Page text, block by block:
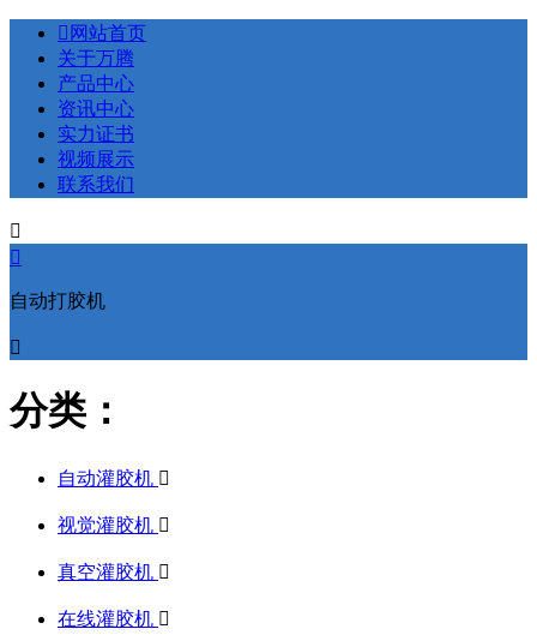
 网站首页
关于万腾
产品中心
资讯中心
实力证书
视频展示
联系我们


自动打胶机

分类：
自动灌胶机 
视觉灌胶机 
真空灌胶机 
在线灌胶机 